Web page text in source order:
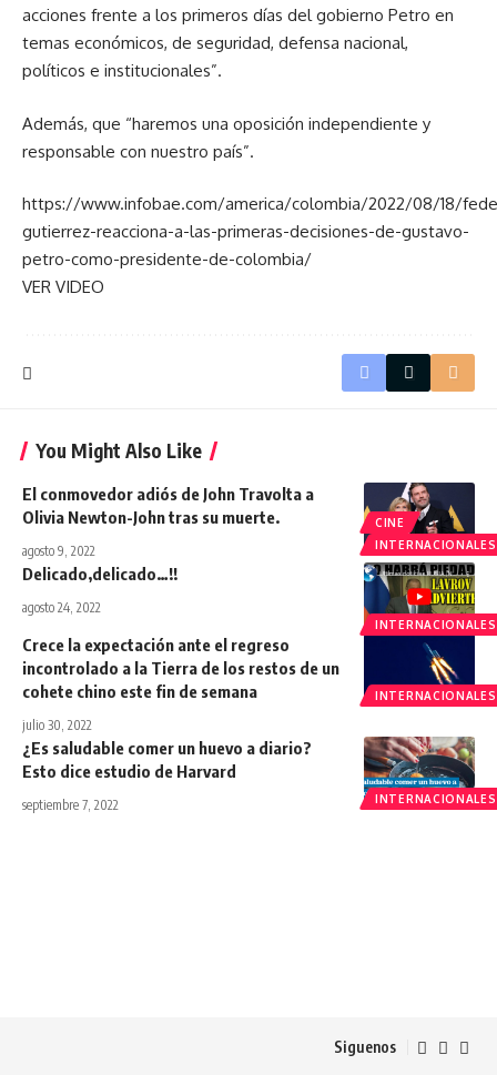
acciones frente a los primeros días del gobierno Petro en
temas económicos, de seguridad, defensa nacional,
políticos e institucionales”.
Además, que “haremos una oposición independiente y
responsable con nuestro país”.
https://www.infobae.com/america/colombia/2022/08/18/
gutierrez-reacciona-a-las-primeras-decisiones-de-gustavo-
petro-como-presidente-de-colombia/
VER VIDEO
You Might Also Like
CINE
INTERNACIONALES
El conmovedor adiós de John Travolta a
Olivia Newton-John tras su muerte.
agosto 9, 2022
INTERNACIONALES
Delicado,delicado…!!
agosto 24, 2022
INTERNACIONALES
Crece la expectación ante el regreso
incontrolado a la Tierra de los restos de un
cohete chino este fin de semana
julio 30, 2022
INTERNACIONALES
¿Es saludable comer un huevo a diario?
Esto dice estudio de Harvard
septiembre 7, 2022
Siguenos